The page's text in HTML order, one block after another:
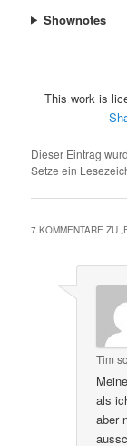
Shownotes
This work is
Dieser Eintrag
Setze ein
7 KOMMENTARE ZU „
Tim
als
aber